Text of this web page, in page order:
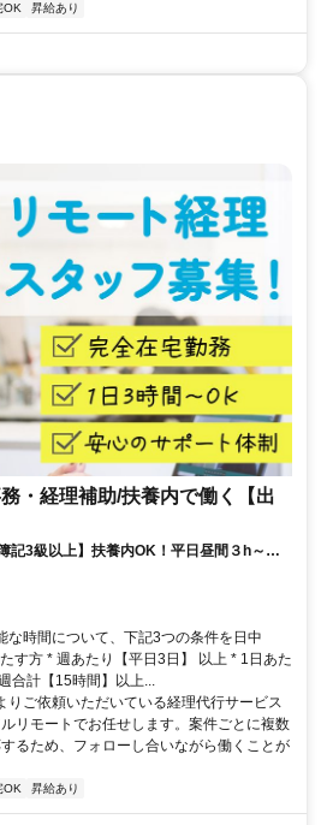
OK 昇給あり
・経理補助/扶養内で働く【出
記3級以上】扶養内OK！平日昼間３h～。
も大歓迎♪
な時間について、下記3つの条件を日中
す方 * 週あたり【平日3日】 以上 * 1日あた
合計【15時間】以上...
りご依頼いただいている経理代行サービス
リモートでお任せします。案件ごとに複数
るため、フォローし合いながら働くことが
OK 昇給あり